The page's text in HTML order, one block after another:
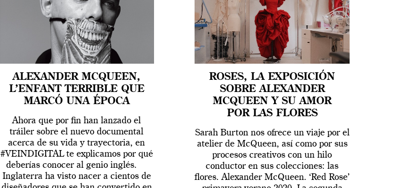
ALEXANDER MCQUEEN,
L’ENFANT TERRIBLE QUE
MARCÓ UNA ÉPOCA
Ahora que por fin han lanzado el
tráiler sobre el nuevo documental
acerca de su vida y trayectoria, en
#VEINDIGITAL te explicamos por qué
deberías conocer al genio inglés.
Inglaterra ha visto nacer a cientos de
ROSES, LA EXPOSICIÓN
SOBRE ALEXANDER
MCQUEEN Y SU AMOR
POR LAS FLORES
Sarah Burton nos ofrece un viaje por el
atelier de McQueen, así como por sus
procesos creativos con un hilo
conductor en sus colecciones: las
flores. Alexander McQueen. ‘Red Rose’